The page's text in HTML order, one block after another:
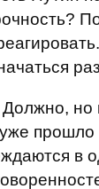
но
в